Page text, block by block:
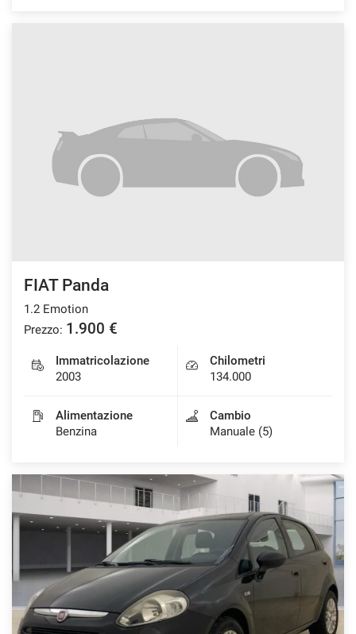
FIAT Panda
1.2 Emotion
Prezzo: 1.900 €
Immatricolazione
2003
Chilometri
134.000
Alimentazione
Benzina
Cambio
Manuale (5)